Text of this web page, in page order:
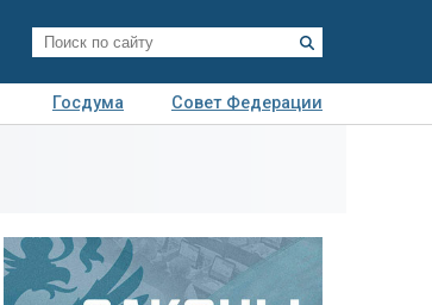
Госдума
Совет Федерации